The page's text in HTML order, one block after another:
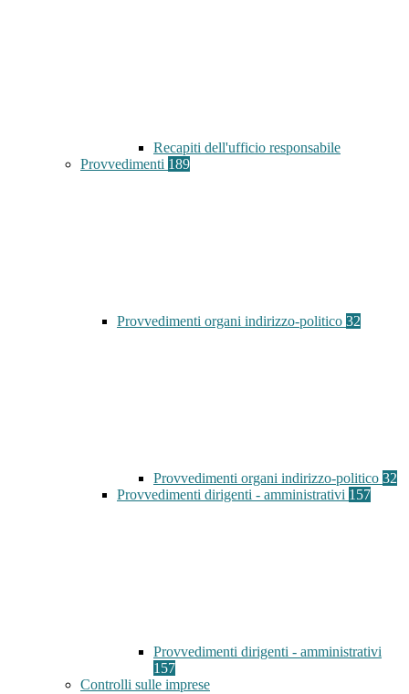
Recapiti dell'ufficio responsabile
Provvedimenti 189
Provvedimenti organi indirizzo-politico 32
Provvedimenti organi indirizzo-politico 32
Provvedimenti dirigenti - amministrativi 157
Provvedimenti dirigenti - amministrativi
157
Controlli sulle imprese